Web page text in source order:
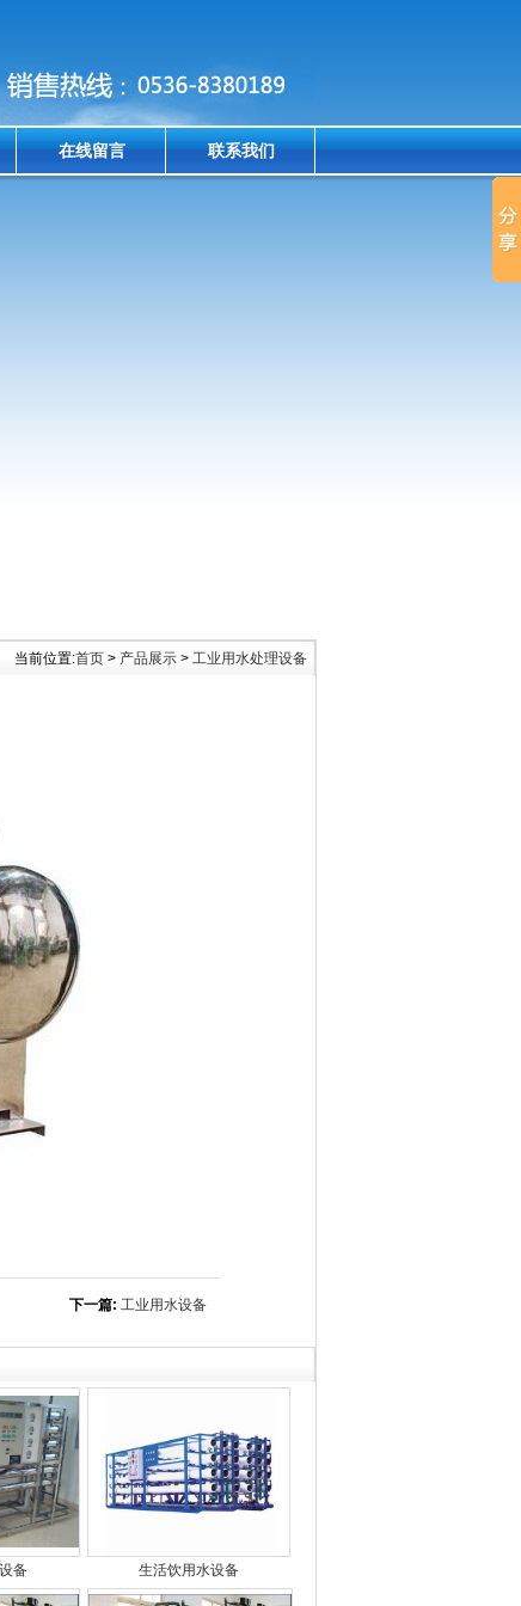
在线留言 联系我们
当前位置:首页 > 产品展示 > 工业用水处理设备
下一篇:工业用水设备
备 生活饮用水设备